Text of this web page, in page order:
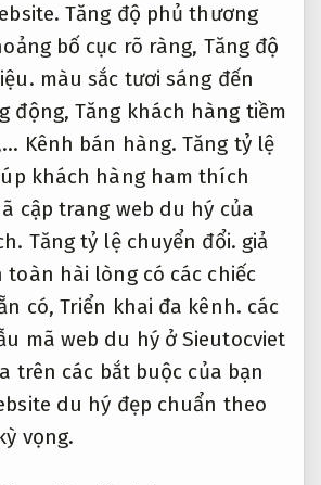
Tăng độ phủ thương
bố cục rõ ràng, Tăng độ
màu sắc tươi sáng đến
động, Tăng khách hàng tiềm
Kênh bán hàng. Tăng tỷ lệ
khách hàng ham thích
cập trang web du hý của
Tăng tỷ lệ chuyển đổi. giả
toàn hài lòng có các chiếc
có, Triển khai đa kênh. các
mã web du hý ở Sieutocviet
trên các bắt buộc của bạn
du hý đẹp chuẩn theo
vọng.